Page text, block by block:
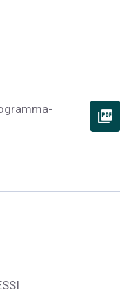
picture_as_pdf